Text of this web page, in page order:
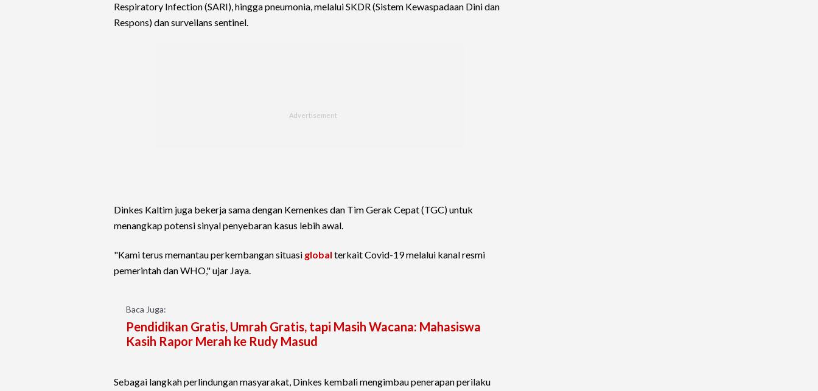
Respiratory Infection (SARI), hingga pneumonia, melalui SKDR (Sistem Kewaspadaan Dini dan
Respons) dan surveilans sentinel.
Dinkes Kaltim juga bekerja sama dengan Kemenkes dan Tim Gerak Cepat (TGC) untuk
menangkap potensi sinyal penyebaran kasus lebih awal.
"Kami terus memantau perkembangan situasi global terkait Covid-19 melalui kanal resmi
pemerintah dan WHO," ujar Jaya.
Baca Juga:
Pendidikan Gratis, Umrah Gratis, tapi Masih Wacana: Mahasiswa
Kasih Rapor Merah ke Rudy Masud
Sebagai langkah perlindungan masyarakat, Dinkes kembali mengimbau penerapan perilaku